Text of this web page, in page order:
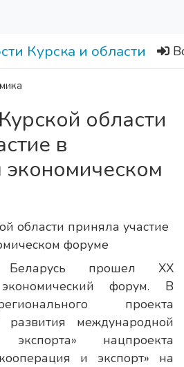
области
в
экономическом
Беларусь прошел XX
форум. В
проекта
международной
нацпроекта
и экспорт» на